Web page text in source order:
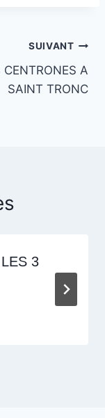
SUIVANT
CENTRONES A
SAINT TRONC
3